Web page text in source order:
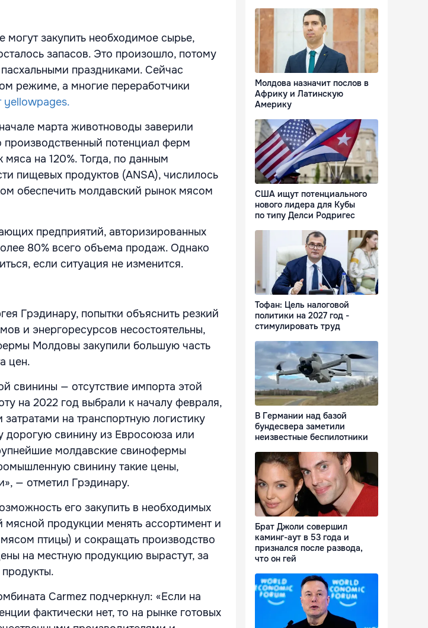
закупить необходимое сырье,
запасов. Это произошло, потому
праздниками. Сейчас
режиме, а многие переработчики
yellowpages.
марта животноводы заверили
производственный потенциал ферм
мяса на 120%. Тогда, по данным
пищевых продуктов (ANSA), числилось
обеспечить молдавский рынок мясом
предприятий, авторизированных
80% всего объема продаж. Однако
если ситуация не изменится.
Грэдинару, попытки объяснить резкий
и энергоресурсов несостоятельны,
Молдовы закупили большую часть
цен.
свинины — отсутствие импорта этой
на 2022 год выбрали к началу февраля,
на транспортную логистику
дорогую свинину из Евросоюза или
молдавские свинофермы
свинину такие цены,
— отметил Грэдинару.
его закупить в необходимых
мясной продукции менять ассортимент и
птицы) и сокращать производство
на местную продукцию вырастут, за
Carmez подчеркнул: «Если на
фактически нет, то на рынке готовых
Молдова назначит послов в
Африку и Латинскую
Америку
США ищут потенциального
нового лидера для Кубы
по типу Делси Родригес
Тофан: Цель налоговой
политики на 2027 год -
стимулировать труд
В Германии над базой
бундесвера заметили
неизвестные беспилотники
Брат Джоли совершил
каминг-аут в 53 года и
признался после развода,
что он гей